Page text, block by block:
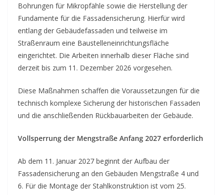
Bohrungen für Mikropfähle sowie die Herstellung der
Fundamente für die Fassadensicherung. Hierfür wird
entlang der Gebäudefassaden und teilweise im
Straßenraum eine Baustelleneinrichtungsfläche
eingerichtet. Die Arbeiten innerhalb dieser Fläche sind
derzeit bis zum 11. Dezember 2026 vorgesehen.
Diese Maßnahmen schaffen die Voraussetzungen für die
technisch komplexe Sicherung der historischen Fassaden
und die anschließenden Rückbauarbeiten der Gebäude.
Vollsperrung der Mengstraße Anfang 2027 erforderlich
Ab dem 11. Januar 2027 beginnt der Aufbau der
Fassadensicherung an den Gebäuden Mengstraße 4 und
6. Für die Montage der Stahlkonstruktion ist vom 25.